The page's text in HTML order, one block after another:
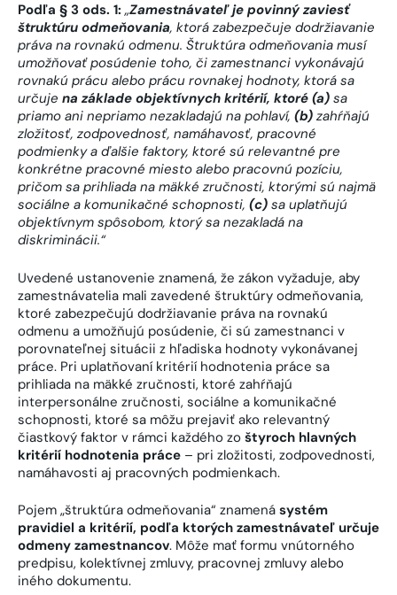
Podľa § 3 ods. 1: „Zamestnávateľ je povinný zaviesť
štruktúru odmeňovania, ktorá zabezpečuje dodržiavanie
práva na rovnakú odmenu. Štruktúra odmeňovania musí
umožňovať posúdenie toho, či zamestnanci vykonávajú
rovnakú prácu alebo prácu rovnakej hodnoty, ktorá sa
určuje na základe objektívnych kritérií, ktoré (a) sa
priamo ani nepriamo nezakladajú na pohlaví, (b) zahŕňajú
zložitosť, zodpovednosť, namáhavosť, pracovné
podmienky a ďalšie faktory, ktoré sú relevantné pre
konkrétne pracovné miesto alebo pracovnú pozíciu,
pričom sa prihliada na mäkké zručnosti, ktorými sú najmä
sociálne a komunikačné schopnosti, (c) sa uplatňujú
objektívnym spôsobom, ktorý sa nezakladá na
diskriminácii.“
Uvedené ustanovenie znamená, že zákon vyžaduje, aby
zamestnávatelia mali zavedené štruktúry odmeňovania,
ktoré zabezpečujú dodržiavanie práva na rovnakú
odmenu a umožňujú posúdenie, či sú zamestnanci v
porovnateľnej situácii z hľadiska hodnoty vykonávanej
práce. Pri uplatňovaní kritérií hodnotenia práce sa
prihliada na mäkké zručnosti, ktoré zahŕňajú
interpersonálne zručnosti, sociálne a komunikačné
schopnosti, ktoré sa môžu prejaviť ako relevantný
čiastkový faktor v rámci každého zo štyroch hlavných
kritérií hodnotenia práce – pri zložitosti, zodpovednosti,
namáhavosti aj pracovných podmienkach.
Pojem „štruktúra odmeňovania“ znamená systém
pravidiel a kritérií, podľa ktorých zamestnávateľ určuje
odmeny zamestnancov. Môže mať formu vnútorného
predpisu, kolektívnej zmluvy, pracovnej zmluvy alebo
iného dokumentu.